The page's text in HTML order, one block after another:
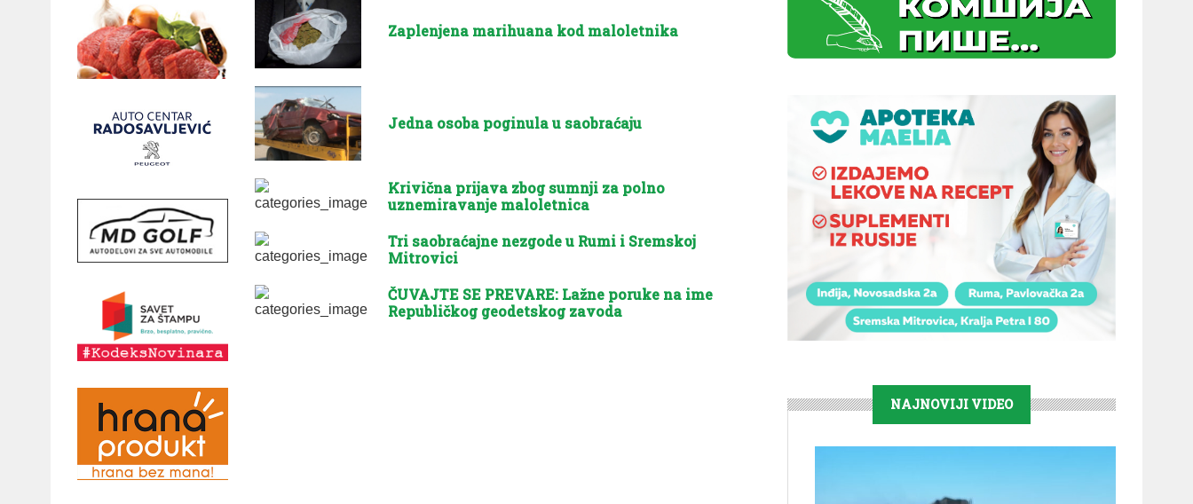
Zaplenjena marihuana kod maloletnika
Jedna osoba poginula u saobraćaju
Krivična prijava zbog sumnji za polno
uznemiravanje maloletnica
Tri saobraćajne nezgode u Rumi i Sremskoj
Mitrovici
ČUVAJTE SE PREVARE: Lažne poruke na ime
Republičkog geodetskog zavoda
NAJNOVIJI VIDEO